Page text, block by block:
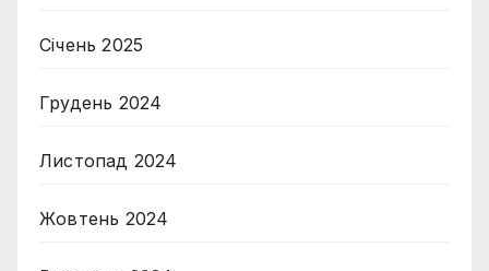
Січень 2025
Грудень 2024
Листопад 2024
Жовтень 2024